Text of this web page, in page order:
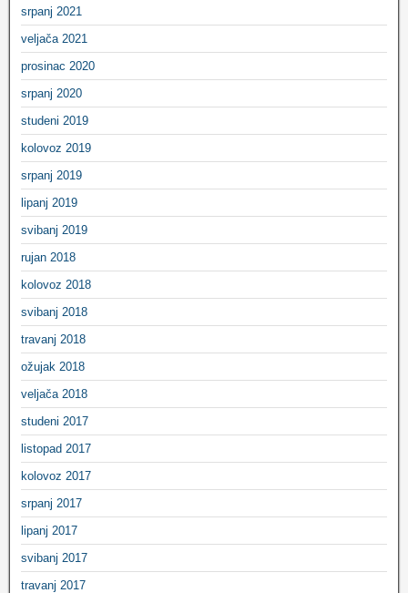
srpanj 2021
veljača 2021
prosinac 2020
srpanj 2020
studeni 2019
kolovoz 2019
srpanj 2019
lipanj 2019
svibanj 2019
rujan 2018
kolovoz 2018
svibanj 2018
travanj 2018
ožujak 2018
veljača 2018
studeni 2017
listopad 2017
kolovoz 2017
srpanj 2017
lipanj 2017
svibanj 2017
travanj 2017